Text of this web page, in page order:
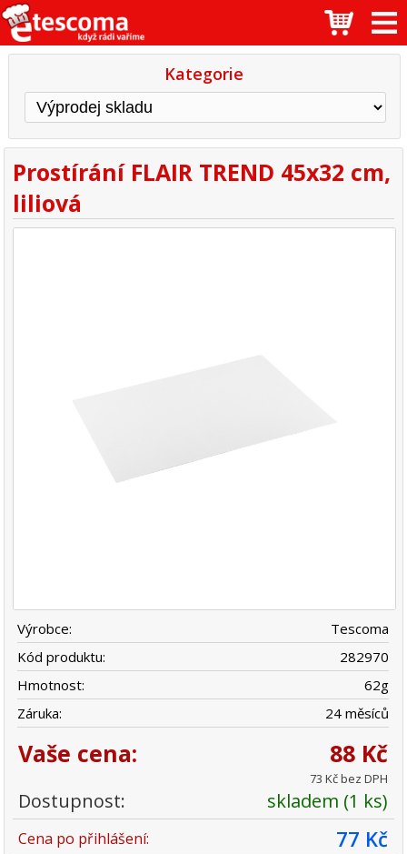
Kategorie
Prostírání FLAIR TREND 45x32 cm,
liliová
Výrobce:
Tescoma
Kód produktu:
282970
Hmotnost:
62g
Záruka:
24 měsíců
Vaše cena: 88 Kč
73 Kč bez DPH
Dostupnost: skladem (1 ks)
Cena po přihlášení: 77 Kč